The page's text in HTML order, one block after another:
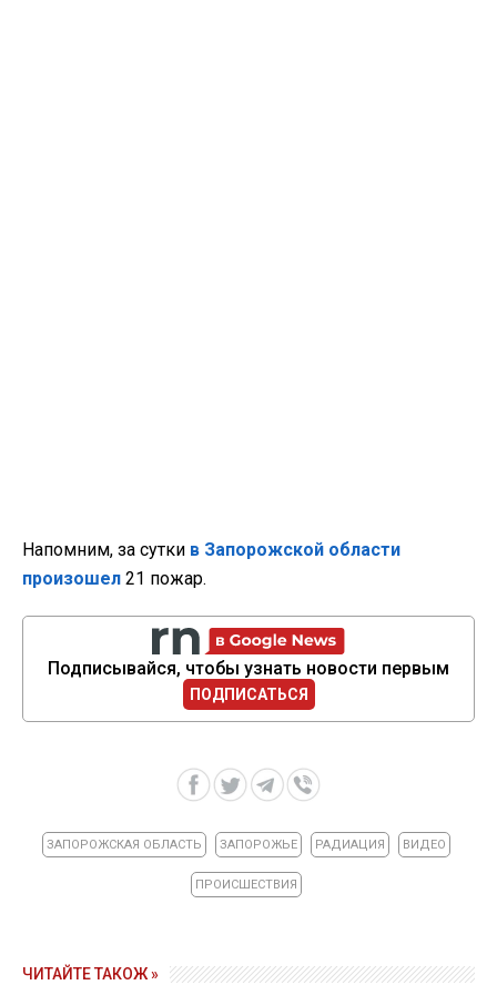
Напомним, за сутки в Запорожской области
произошел 21 пожар.
Подписывайся, чтобы узнать новости первым
ПОДПИСАТЬСЯ
ЗАПОРОЖСКАЯ ОБЛАСТЬ ЗАПОРОЖЬЕ РАДИАЦИЯ ВИДЕО
ПРОИСШЕСТВИЯ
ЧИТАЙТЕ ТАКОЖ »